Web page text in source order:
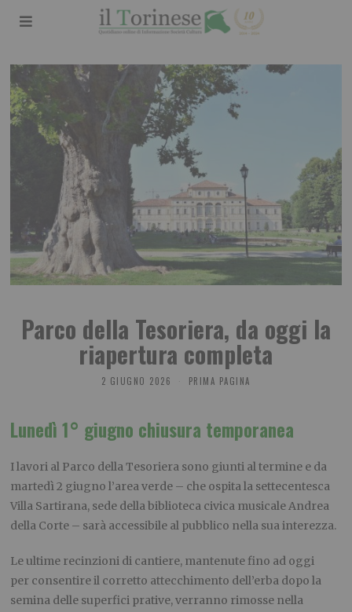
Parco della Tesoriera, da oggi la
riapertura completa
2 GIUGNO 2026 PRIMA PAGINA
Lunedì 1° giugno chiusura temporanea
I lavori al Parco della Tesoriera sono giunti al termine e da
martedì 2 giugno l’area verde – che ospita la settecentesca
Villa Sartirana, sede della biblioteca civica musicale Andrea
della Corte – sarà accessibile al pubblico nella sua interezza.
Le ultime recinzioni di cantiere, mantenute fino ad oggi
per consentire il corretto attecchimento dell’erba dopo la
semina delle superfici prative, verranno rimosse nella